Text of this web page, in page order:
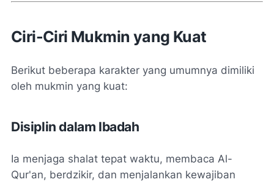
Ciri-Ciri Mukmin yang Kuat
Berikut beberapa karakter yang umumnya dimiliki
oleh mukmin yang kuat:
Disiplin dalam Ibadah
Ia menjaga shalat tepat waktu, membaca Al-
Qur'an, berdzikir, dan menjalankan kewajiban